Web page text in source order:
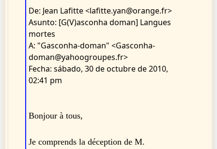
De: Jean Lafitte <lafitte.yan@orange.fr>
Asunto: [G(V)asconha doman] Langues
mortes
A: "Gasconha-doman" <Gasconha-
doman@yahoogroupes.fr>
Fecha: sábado, 30 de octubre de 2010,
02:41 pm
Bonjour à tous,
Je comprends la déception de M.